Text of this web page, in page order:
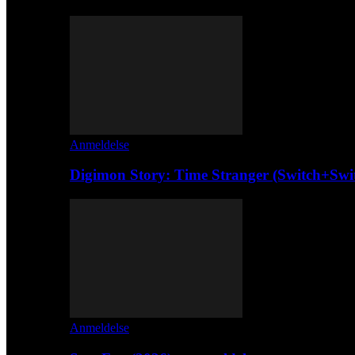
Anmeldelse
Digimon Story: Time Stranger
Anmeldelse